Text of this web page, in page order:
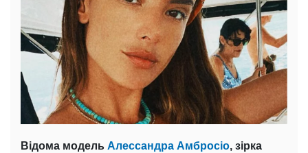
Відома модель Алессандра Амбросіо, зірка